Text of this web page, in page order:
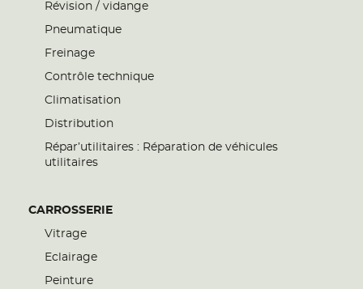
Révision / vidange
Pneumatique
Freinage
Contrôle technique
Climatisation
Distribution
Répar’utilitaires : Réparation de véhicules
utilitaires
CARROSSERIE
Vitrage
Eclairage
Peinture